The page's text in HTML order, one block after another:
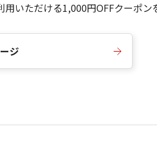
いただける1,000円OFFクーポン
ジ